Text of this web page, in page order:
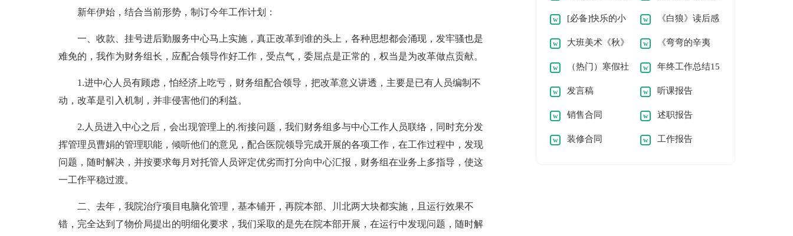
新年伊始，结合当前形势，制订今年工作计划：
一、收款、挂号进后勤服务中心马上实施，真正改革到谁的头上，各种思想都会涌现，发牢骚也是
难免的，我作为财务组长，应配合领导作好工作，受点气，委屈点是正常的，权当是为改革做点贡献。
1.进中心人员有顾虑，怕经济上吃亏，财务组配合领导，把改革意义讲透，主要是已有人员编制不
动，改革是引入机制，并非侵害他们的利益。
2.人员进入中心之后，会出现管理上的.衔接问题，我们财务组多与中心工作人员联络，同时充分发
挥管理员曹娟的管理职能，倾听他们的意见，配合医院领导完成开展的各项工作，在工作过程中，发现
问题，随时解决，并按要求每月对托管人员评定优劣而打分向中心汇报，财务组在业务上多指导，使这
一工作平稳过渡。
二、去年，我院治疗项目电脑化管理，基本铺开，再院本部、川北两大块都实施，且运行效果不
错，完全达到了物价局提出的明细化要求，我们采取的是先在院本部开展，在运行中发现问题，随时解
结 汇编10篇
[必备]快乐的小
学作文
《白狼》读后感
8篇
大班美术《秋》
教案
《弯弯的辛夷
花》读后感
（热门）寒假社
会实践报告
年终工作总结15
篇
发言稿 听课报告
销售合同 述职报告
装修合同 工作报告